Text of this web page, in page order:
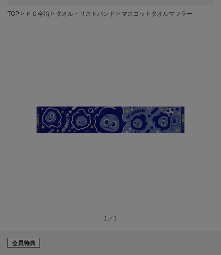
TOP ＦＣ今治 タオル・リストバンド マスコットタオルマフラー
1／1
会員特典